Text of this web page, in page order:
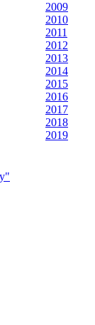
2009
2010
2011
2012
2013
2014
2015
2016
2017
2018
2019